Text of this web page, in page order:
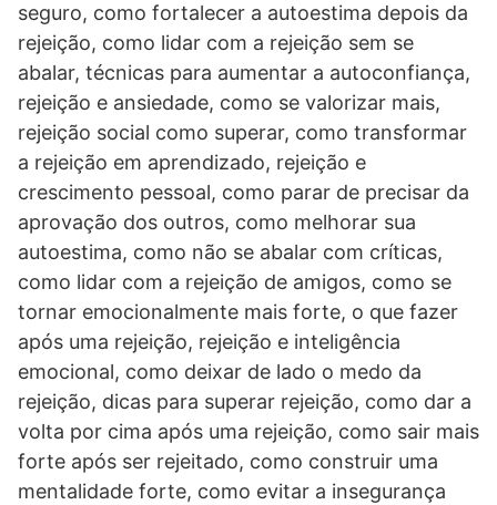
seguro, como fortalecer a autoestima depois da
rejeição, como lidar com a rejeição sem se
abalar, técnicas para aumentar a autoconfiança,
rejeição e ansiedade, como se valorizar mais,
rejeição social como superar, como transformar
a rejeição em aprendizado, rejeição e
crescimento pessoal, como parar de precisar da
aprovação dos outros, como melhorar sua
autoestima, como não se abalar com críticas,
como lidar com a rejeição de amigos, como se
tornar emocionalmente mais forte, o que fazer
após uma rejeição, rejeição e inteligência
emocional, como deixar de lado o medo da
rejeição, dicas para superar rejeição, como dar a
volta por cima após uma rejeição, como sair mais
forte após ser rejeitado, como construir uma
mentalidade forte, como evitar a insegurança